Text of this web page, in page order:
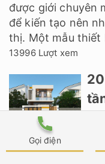
Gọi điện
được giới chuyên
để kiến tạo nên
thị. Một mẫu thiết
13996 Lượt xem
Mẫu thiết kế nhà